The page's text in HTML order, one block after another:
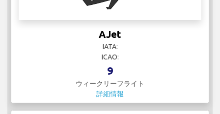
AJet
IATA:
ICAO:
9
ウィークリーフライト
詳細情報